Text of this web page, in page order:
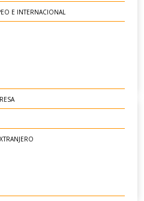
E INTERNACIONAL